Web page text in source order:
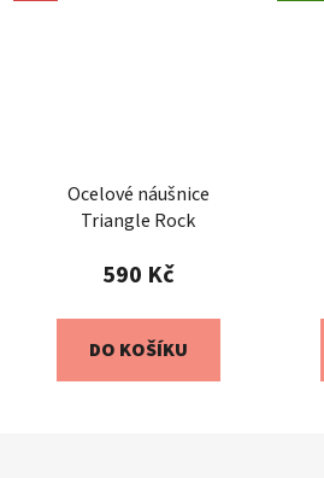
Ocelové náušnice
Triangle Rock
590 Kč
DO KOŠÍKU